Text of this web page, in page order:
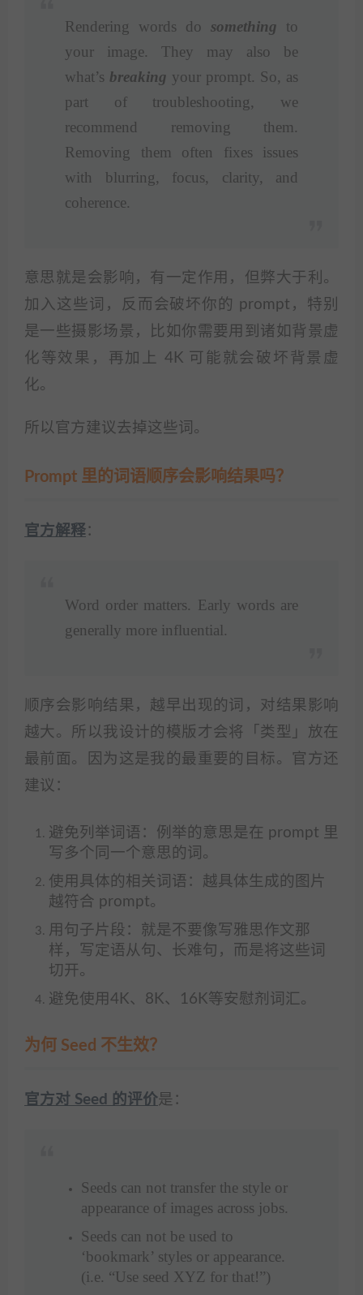
Rendering words do something to
your image. They may also be
what’s breaking your prompt. So, as
part of troubleshooting, we
recommend removing them.
Removing them often fixes issues
with blurring, focus, clarity, and
coherence.
意思就是会影响，有一定作用，但弊大于利。
加入这些词，反而会破坏你的 prompt，特别
是一些摄影场景，比如你需要用到诸如背景虚
化等效果，再加上 4K 可能就会破坏背景虚
化。
所以官方建议去掉这些词。
Prompt 里的词语顺序会影响结果吗？
官方解释 ：
Word order matters. Early words are
generally more influential.
顺序会影响结果，越早出现的词，对结果影响
越大。所以我设计的模版才会将「类型」放在
最前面。因为这是我的最重要的目标。官方还
建议：
避免列举词语：例举的意思是在 prompt 里
写多个同一个意思的词。
使用具体的相关词语：越具体生成的图片
越符合 prompt。
用句子片段：就是不要像写雅思作文那
样，写定语从句、长难句，而是将这些词
切开。
避免使用4K、8K、16K等安慰剂词汇。
为何 Seed 不生效？
官方对 Seed 的评价是：
Seeds can not transfer the style or
appearance of images across jobs.
Seeds can not be used to
‘bookmark’ styles or appearance.
(i.e. “Use seed XYZ for that!”)